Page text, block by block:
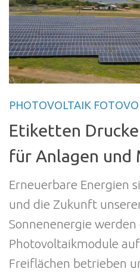
PHOTOVOLTAIK
Etiketten
für Anlagen und
Erneuerbare Energien
und die Zukunft
Sonnenenergie werden
Photovoltaikmodule
Freiflächen betrieben